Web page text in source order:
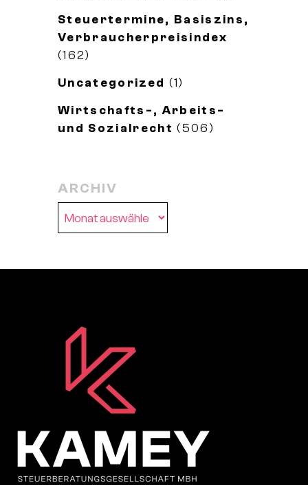
Steuertermine, Basiszins,
Verbraucherpreisindex
(162)
Uncategorized (1)
Wirtschafts-, Arbeits-
und Sozialrecht (506)
ARCHIV